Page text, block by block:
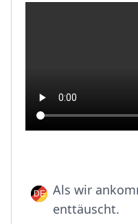
Als wir
enttäuscht.